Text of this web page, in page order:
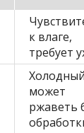
к влаге,
требует
может
ржаветь